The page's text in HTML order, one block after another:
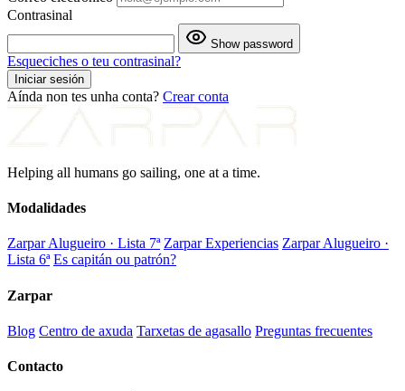
Contrasinal
Show password
Esqueciches o teu contrasinal?
Iniciar sesión
Aínda non tes unha conta? Crear conta
Helping all humans go sailing, one at a time.
Modalidades
Zarpar Alugueiro · Lista 7ª Zarpar Experiencias Zarpar Alugueiro ·
Lista 6ª Es capitán ou patrón?
Zarpar
Blog Centro de axuda Tarxetas de agasallo Preguntas frecuentes
Contacto